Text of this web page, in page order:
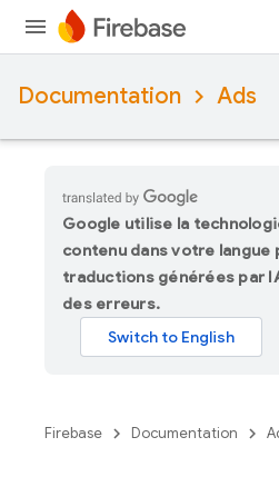
Documentation Ads
Google utilise la
contenu dans votre langue
traductions générées par
des erreurs.
Firebase Documentation